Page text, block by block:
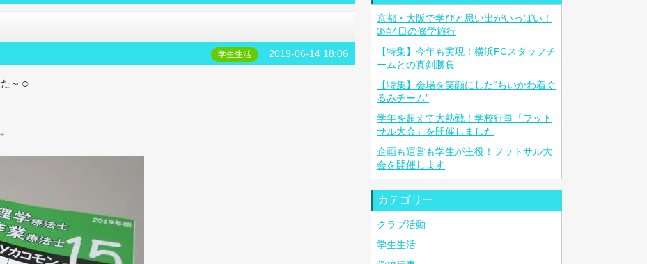
学生生活 2019-06-14 18:06
た～☺
京都・大阪で学びと思い出がいっぱい！
3泊4日の修学旅行
【特集】今年も実現！横浜FCスタッフチ
ームとの真剣勝負
【特集】会場を笑顔にした“ちいかわ着ぐ
るみチーム”
学年を超えて大熱戦！学校行事「フット
サル大会」を開催しました
企画も運営も学生が主役！フットサル大
会を開催します
カテゴリー
クラブ活動
学生生活